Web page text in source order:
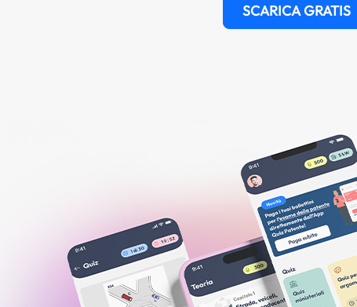
SCARICA GRATIS